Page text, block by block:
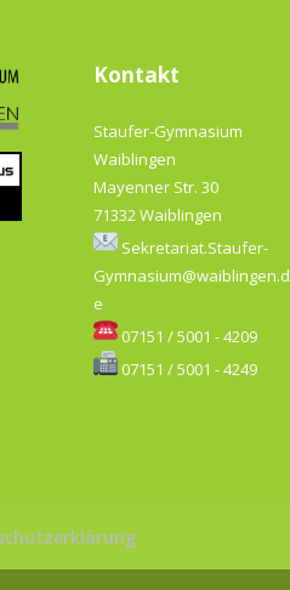
Kontakt
Staufer-Gymnasium
Waiblingen
Mayenner Str. 30
71332 Waiblingen
Sekretariat.Staufer-
Gymnasium@waiblingen.d
e
07151 / 5001 - 4209
07151 / 5001 - 4249